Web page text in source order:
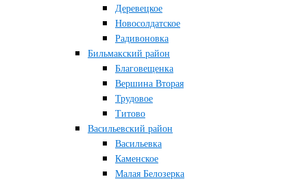
Деревецкое
Новосолдатское
Радивоновка
Бильмакский район
Благовещенка
Вершина Вторая
Трудовое
Титово
Васильевский район
Васильевка
Каменское
Малая Белозерка